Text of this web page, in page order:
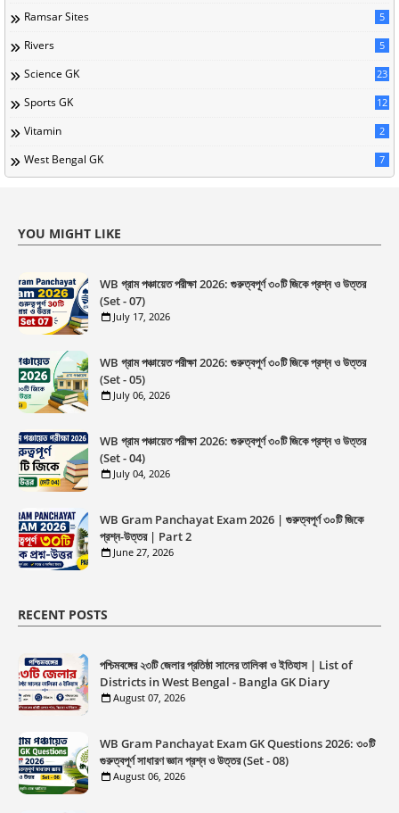
Ramsar Sites 5
Rivers 5
Science GK 23
Sports GK 12
Vitamin 2
West Bengal GK 7
YOU MIGHT LIKE
WB গ্রাম পঞ্চায়েত পরীক্ষা 2026: গুরুত্বপূর্ণ ৩০টি জিকে প্রশ্ন ও উত্তর
(Set - 07)
July 17, 2026
WB গ্রাম পঞ্চায়েত পরীক্ষা 2026: গুরুত্বপূর্ণ ৩০টি জিকে প্রশ্ন ও উত্তর
(Set - 05)
July 06, 2026
WB গ্রাম পঞ্চায়েত পরীক্ষা 2026: গুরুত্বপূর্ণ ৩০টি জিকে প্রশ্ন ও উত্তর
(Set - 04)
July 04, 2026
WB Gram Panchayat Exam 2026 | গুরুত্বপূর্ণ ৩০টি জিকে
প্রশ্ন-উত্তর | Part 2
June 27, 2026
RECENT POSTS
পশ্চিমবঙ্গের ২৩টি জেলার প্রতিষ্ঠা সালের তালিকা ও ইতিহাস | List of
Districts in West Bengal - Bangla GK Diary
August 07, 2026
WB Gram Panchayat Exam GK Questions 2026: ৩০টি
গুরুত্বপূর্ণ সাধারণ জ্ঞান প্রশ্ন ও উত্তর (Set - 08)
August 06, 2026